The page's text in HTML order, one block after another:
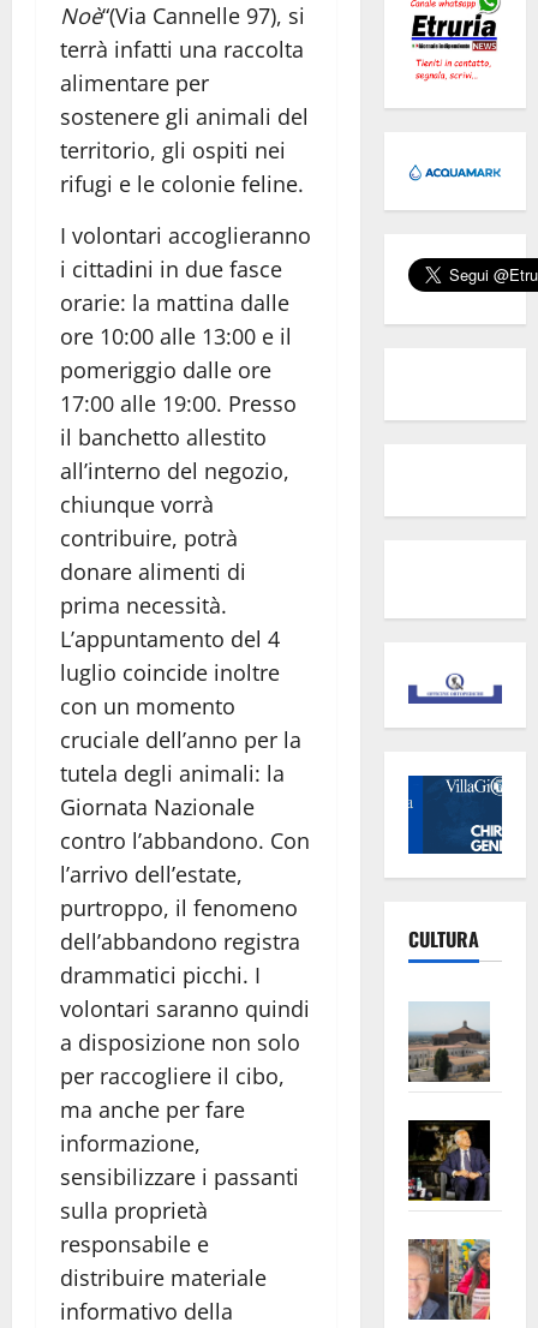
Noè“(Via Cannelle 97), si
terrà infatti una raccolta
alimentare per
sostenere gli animali del
territorio, gli ospiti nei
rifugi e le colonie feline.
I volontari accoglieranno
i cittadini in due fasce
orarie: la mattina dalle
ore 10:00 alle 13:00 e il
pomeriggio dalle ore
17:00 alle 19:00. Presso
il banchetto allestito
all’interno del negozio,
chiunque vorrà
contribuire, potrà
donare alimenti di
prima necessità.
L’appuntamento del 4
luglio coincide inoltre
con un momento
cruciale dell’anno per la
tutela degli animali: la
Giornata Nazionale
contro l’abbandono. Con
l’arrivo dell’estate,
purtroppo, il fenomeno
dell’abbandono registra
drammatici picchi. I
volontari saranno quindi
a disposizione non solo
per raccogliere il cibo,
ma anche per fare
informazione,
sensibilizzare i passanti
sulla proprietà
responsabile e
distribuire materiale
informativo della
CULTURA
apre